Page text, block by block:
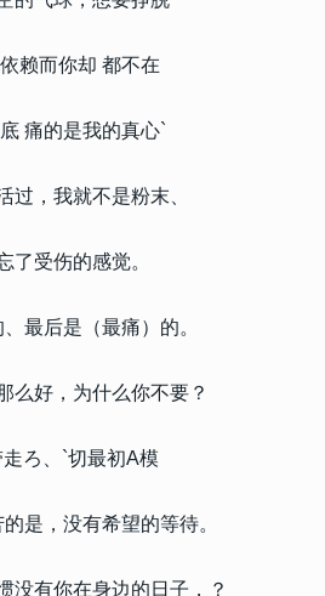
赖而你却 都不在
痛的是我的真心`
过，我就不是粉末、
了受伤的感觉。
、最后是（最痛）的。
么好，为什么你不要？
走ろ、`切最初A模
是，没有希望的等待。
没有你在身边的日子，？